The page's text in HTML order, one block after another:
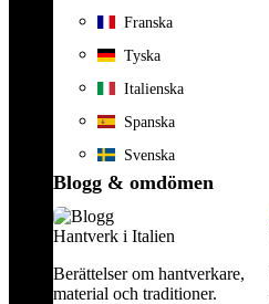
Franska
Tyska
Italienska
Spanska
Svenska
Blogg & omdömen
Hantverk i Italien
Berättelser om hantverkare,
material och traditioner.